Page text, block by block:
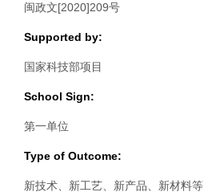
闽政文[2020]209号
Supported by:
国家科技部项目
School Sign:
第一单位
Type of Outcome:
新技术、新工艺、新产品、新材料等